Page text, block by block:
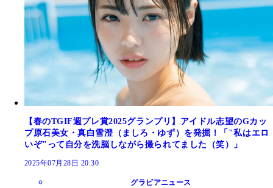
【春のTGIF週プレ賞2025グランプリ】アイドル志望のGカッ
プ原石美女・真白雪澄（ましろ・ゆず）を発掘！「"私はエロ
いぞ"って自分を洗脳しながら撮られてました（笑）」
2025年07月28日 20:30
グラビアニュース